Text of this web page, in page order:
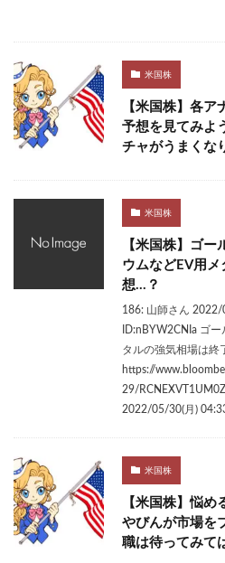
米国株
【米国株】各
予想を見てみよ
チャがうまくな
米国株
【米国株】ゴ
ウムなどEV用
想…？
186: 山師さん
ID:nBYW2CNIa ゴ
タルの強気相場は終
https://
29/
2022/05/30(月)
米国株
【米国株】悩
やびんが市場を
職は待ってみて